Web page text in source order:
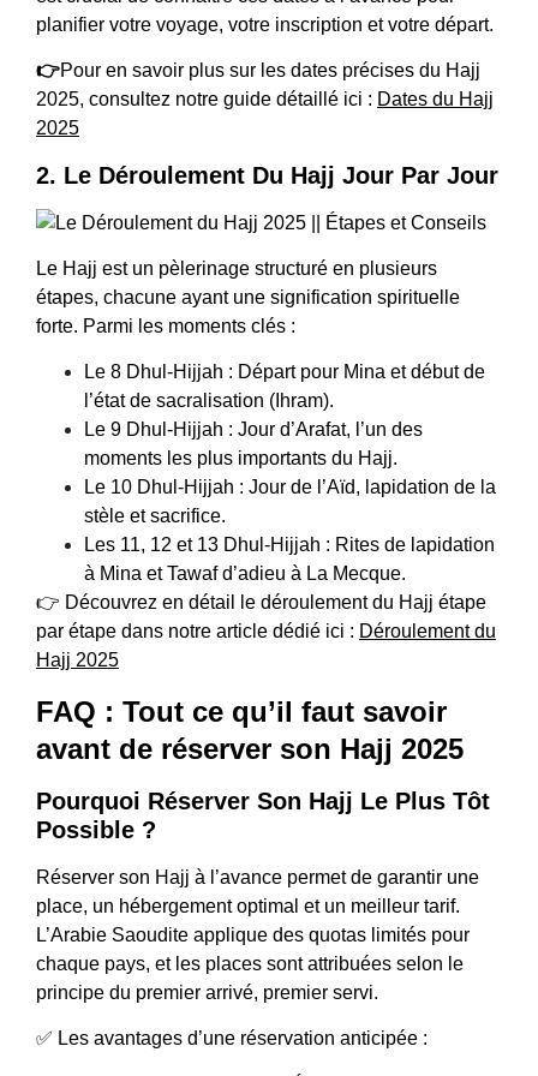
planifier votre voyage, votre inscription et votre départ.
👉Pour en savoir plus sur les dates précises du Hajj
2025, consultez notre guide détaillé ici : Dates du Hajj
2025
2. Le Déroulement Du Hajj Jour Par Jour
Le Hajj est un pèlerinage structuré en plusieurs
étapes, chacune ayant une signification spirituelle
forte. Parmi les moments clés :
Le 8 Dhul-Hijjah : Départ pour Mina et début de
l’état de sacralisation (Ihram).
Le 9 Dhul-Hijjah : Jour d’Arafat, l’un des
moments les plus importants du Hajj.
Le 10 Dhul-Hijjah : Jour de l’Aïd, lapidation de la
stèle et sacrifice.
Les 11, 12 et 13 Dhul-Hijjah : Rites de lapidation
à Mina et Tawaf d’adieu à La Mecque.
👉 Découvrez en détail le déroulement du Hajj étape
par étape dans notre article dédié ici : Déroulement du
Hajj 2025
FAQ : Tout ce qu’il faut savoir
avant de réserver son Hajj 2025
Pourquoi Réserver Son Hajj Le Plus Tôt
Possible ?
Réserver son Hajj à l’avance permet de garantir une
place, un hébergement optimal et un meilleur tarif.
L’Arabie Saoudite applique des quotas limités pour
chaque pays, et les places sont attribuées selon le
principe du premier arrivé, premier servi.
✅ Les avantages d’une réservation anticipée :